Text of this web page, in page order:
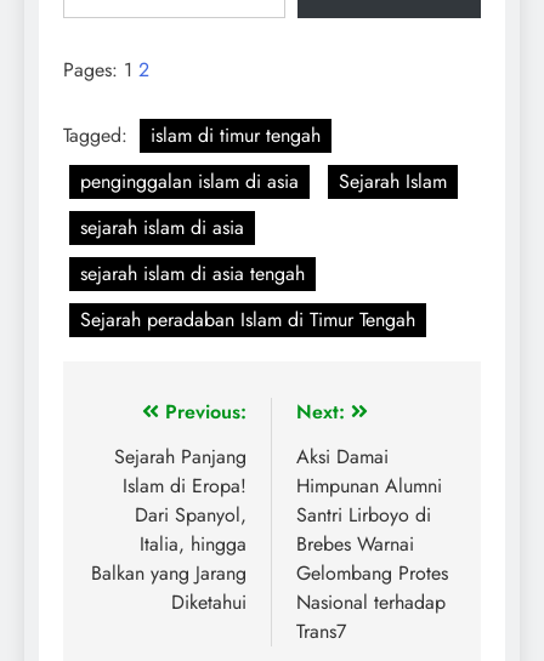
Pages: 1 2
Tagged:
islam di timur tengah
penginggalan islam di asia
Sejarah Islam
sejarah islam di asia
sejarah islam di asia tengah
Sejarah peradaban Islam di Timur Tengah
Previous:
Sejarah Panjang
Islam di Eropa!
Dari Spanyol,
Italia, hingga
Balkan yang Jarang
Diketahui
Next:
Aksi Damai
Himpunan Alumni
Santri Lirboyo di
Brebes Warnai
Gelombang Protes
Nasional terhadap
Trans7